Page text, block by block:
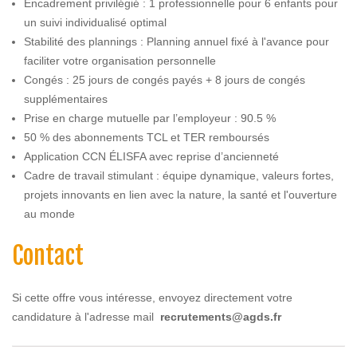
Encadrement privilégié : 1 professionnelle pour 6 enfants pour
un suivi individualisé optimal
Stabilité des plannings : Planning annuel fixé à l'avance pour
faciliter votre organisation personnelle
Congés : 25 jours de congés payés + 8 jours de congés
supplémentaires
Prise en charge mutuelle par l’employeur : 90.5 %
50 % des abonnements TCL et TER remboursés
Application CCN ÉLISFA avec reprise d’ancienneté
Cadre de travail stimulant : équipe dynamique, valeurs fortes,
projets innovants en lien avec la nature, la santé et l'ouverture
au monde
Contact
Si cette offre vous intéresse, envoyez directement votre
candidature à l'adresse mail recrutements@agds.fr